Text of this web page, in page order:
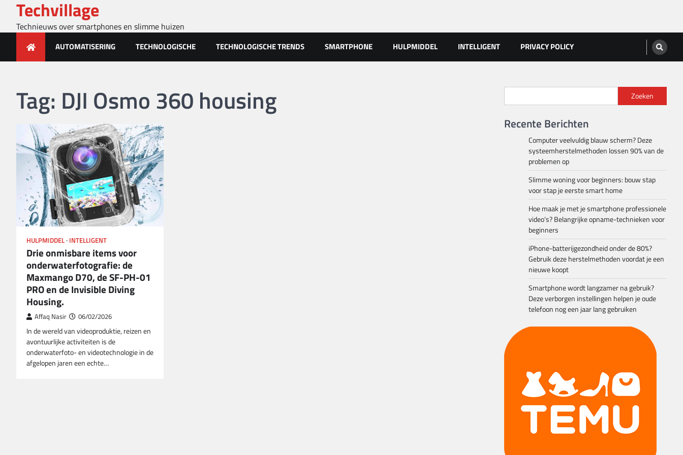
content
Techvillage
Technieuws over smartphones en slimme huizen
AUTOMATISERING TECHNOLOGISCHE TECHNOLOGISCHE TRENDS SMARTPHONE HULPMIDDEL INTELLIGENT PRIVACY POLICY
Tag: DJI Osmo 360 housing
HULPMIDDEL INTELLIGENT
Drie onmisbare items voor
onderwaterfotografie: de
Maxmango D70, de SF-PH-01
PRO en de Invisible Diving
Housing.
Affaq Nasir 06/02/2026
In de wereld van videoproduktie, reizen en
avontuurlijke activiteiten is de
onderwaterfoto- en videotechnologie in de
afgelopen jaren een echte…
Zoeken
Recente Berichten
Computer veelvuldig blauw scherm? Deze
systeemherstelmethoden lossen 90% van de
problemen op
Slimme woning voor beginners: bouw stap
voor stap je eerste smart home
Hoe maak je met je smartphone professionele
video’s? Belangrijke opname-technieken voor
beginners
iPhone-batterijgezondheid onder de 80%?
Gebruik deze herstelmethoden voordat je een
nieuwe koopt
Smartphone wordt langzamer na gebruik?
Deze verborgen instellingen helpen je oude
telefoon nog een jaar lang gebruiken